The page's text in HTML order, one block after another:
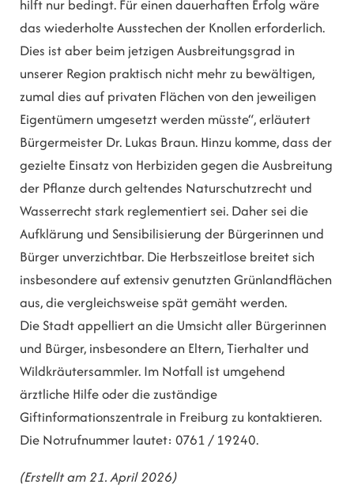
hilft nur bedingt. Für einen dauerhaften Erfolg wäre
das wiederholte Ausstechen der Knollen erforderlich.
Dies ist aber beim jetzigen Ausbreitungsgrad in
unserer Region praktisch nicht mehr zu bewältigen,
zumal dies auf privaten Flächen von den jeweiligen
Eigentümern umgesetzt werden müsste“, erläutert
Bürgermeister Dr. Lukas Braun. Hinzu komme, dass der
gezielte Einsatz von Herbiziden gegen die Ausbreitung
der Pflanze durch geltendes Naturschutzrecht und
Wasserrecht stark reglementiert sei. Daher sei die
Aufklärung und Sensibilisierung der Bürgerinnen und
Bürger unverzichtbar. Die Herbszeitlose breitet sich
insbesondere auf extensiv genutzten Grünlandflächen
aus, die vergleichsweise spät gemäht werden.
Die Stadt appelliert an die Umsicht aller Bürgerinnen
und Bürger, insbesondere an Eltern, Tierhalter und
Wildkräutersammler. Im Notfall ist umgehend
ärztliche Hilfe oder die zuständige
Giftinformationszentrale in Freiburg zu kontaktieren.
Die Notrufnummer lautet: 0761 / 19240.
(Erstellt am 21. April 2026)